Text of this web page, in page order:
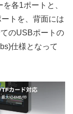
各1ポートと、
トを、背面には
のUSBポートの
仕様となって